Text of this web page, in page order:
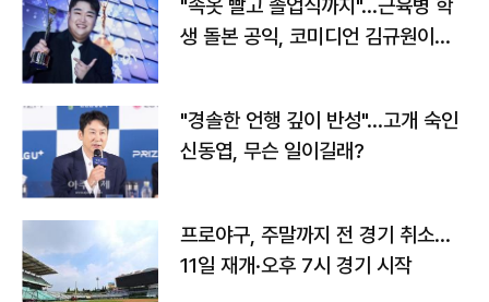
"속옷 빨고 졸업식까지"…근육병 학
생 돌본 공익, 코미디언 김규원이었
"경솔한 언행 깊이 반성"…고개 숙인
신동엽, 무슨 일이길래?
프로야구, 주말까지 전 경기 취소…
11일 재개·오후 7시 경기 시작